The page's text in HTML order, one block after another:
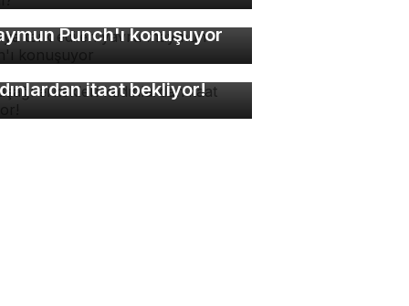
terk edilen yavru
Punch'ı konuşuyor
erkekleri
itaat bekliyor!